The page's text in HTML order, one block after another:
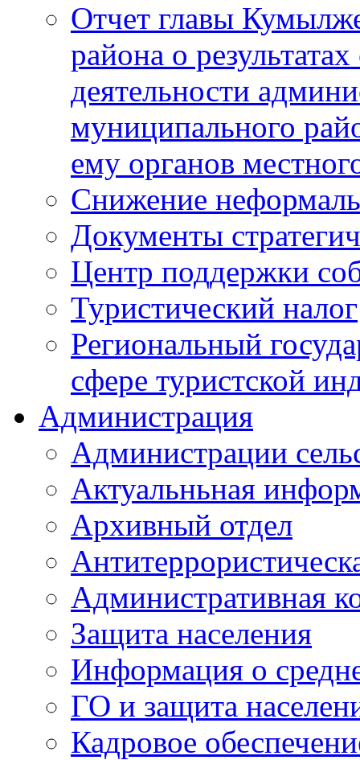
Отчет главы
района о
деятельности
муниципального
ему органов
Снижение
Документы
Центр поддержки
Туристический налог
Региональный
сфере туристской
Администрация
Администрации
Актуальньная
Архивный отдел
Административная
Защита населения
Информация о
ГО и защита
Кадровое